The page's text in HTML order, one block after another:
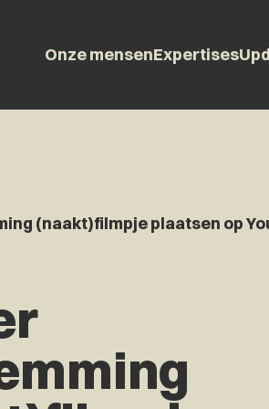
Onze mensenExpertises
(naakt)filmpje plaatsen op